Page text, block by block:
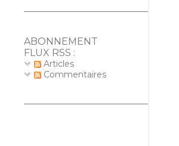
ABONNEMENT
FLUX RSS :
Articles
Commentaires